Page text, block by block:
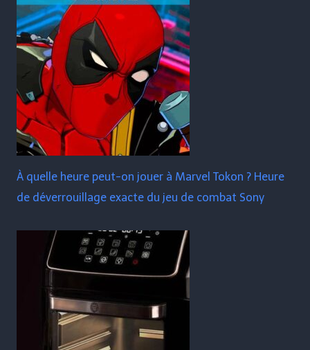
À quelle heure peut-on jouer à Marvel Tokon ? Heure
de déverrouillage exacte du jeu de combat Sony